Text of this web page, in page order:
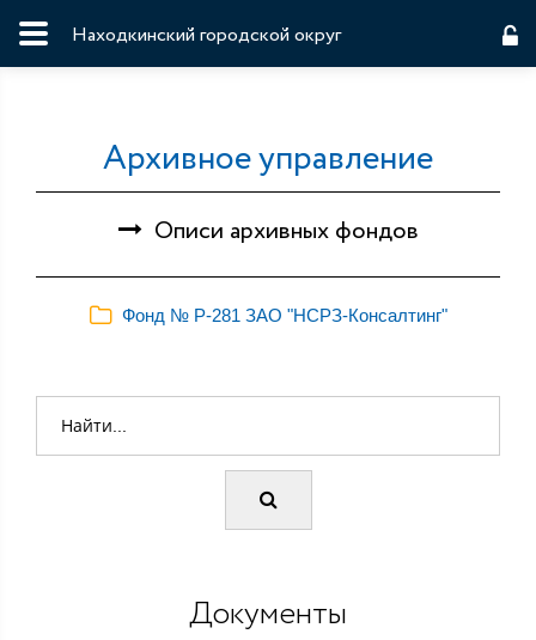
Находкинский городской округ
Архивное управление
Описи архивных фондов
Фонд № Р-281 ЗАО "НСРЗ-Консалтинг"
Документы